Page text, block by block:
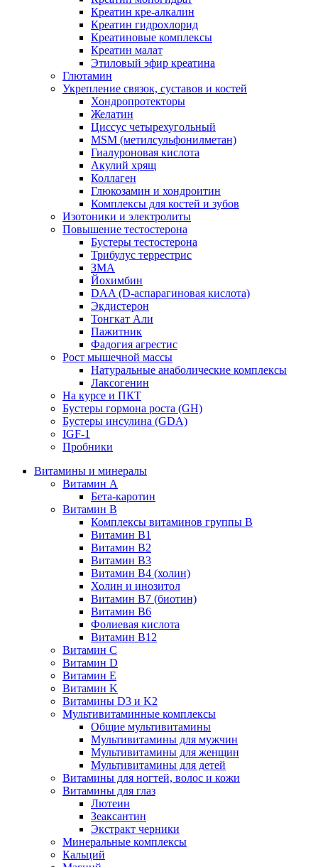
Креатин кре-алкалин
Креатин гидрохлорид
Креатиновые комплексы
Креатин малат
Этиловый эфир креатина
Глютамин
Укрепление связок, суставов и костей
Хондропротекторы
Желатин
Циссус четырехугольный
MSM (метилсульфонилметан)
Гиалуроновая кислота
Акулий хрящ
Коллаген
Глюкозамин и хондроитин
Комплексы для костей и зубов
Изотоники и электролиты
Повышение тестостерона
Бустеры тестостерона
Трибулус террестрис
ЗМА
Йохимбин
DAA (D-аспарагиновая кислота)
Экдистерон
Тонгкат Али
Пажитник
Фадогия агрестис
Рост мышечной массы
Натуральные анаболические комплексы
Лаксогенин
На курсе и ПКТ
Бустеры гормона роста (GH)
Бустеры инсулина (GDA)
IGF-1
Пробники
Витамины и минералы
Витамин A
Бета-каротин
Витамин B
Комплексы витаминов группы B
Витамин B1
Витамин B2
Витамин B3
Витамин B4 (холин)
Холин и инозитол
Витамин B7 (биотин)
Витамин B6
Фолиевая кислота
Витамин B12
Витамин C
Витамин D
Витамин E
Витамин K
Витамины D3 и K2
Мультивитаминные комплексы
Общие мультивитамины
Мультивитамины для мужчин
Мультивитамины для женщин
Мультивитамины для детей
Витамины для ногтей, волос и кожи
Витамины для глаз
Лютеин
Зеаксантин
Экстракт черники
Минеральные комплексы
Кальций